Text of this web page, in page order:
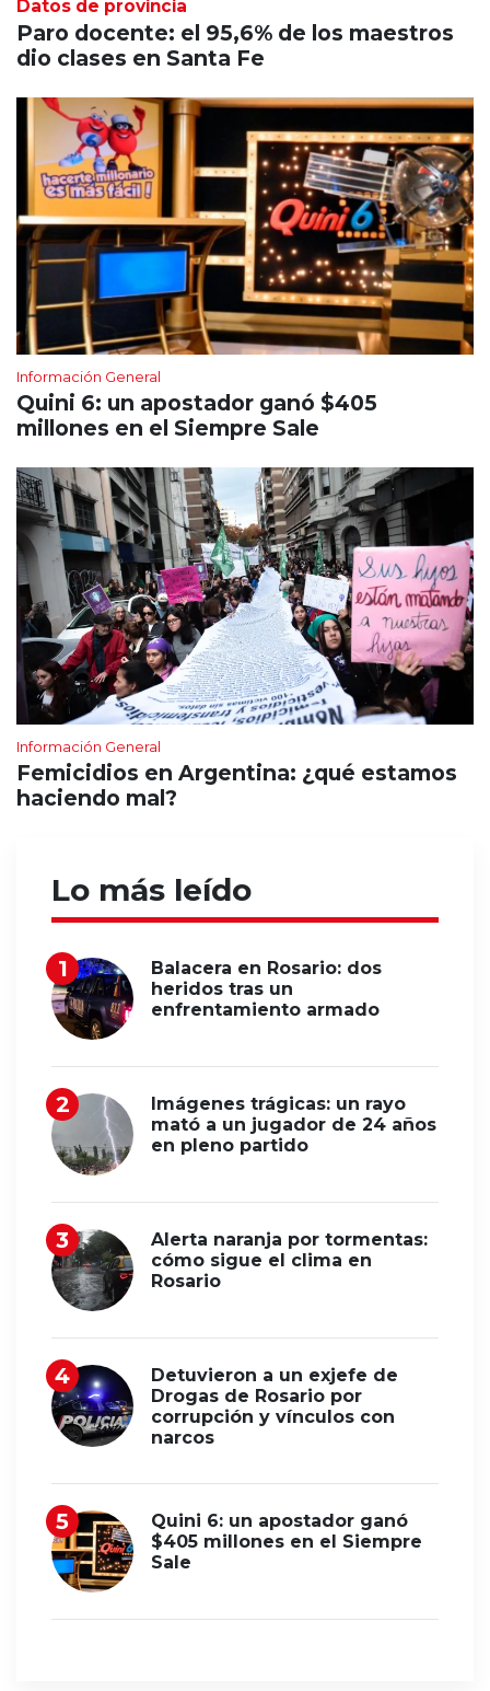
Datos de provincia
Paro docente: el 95,6% de los maestros
dio clases en Santa Fe
Información General
Quini 6: un apostador ganó $405
millones en el Siempre Sale
Información General
Femicidios en Argentina: ¿qué estamos
haciendo mal?
Lo más leído
Balacera en Rosario: dos
heridos tras un
enfrentamiento armado
Imágenes trágicas: un rayo
mató a un jugador de 24 años
en pleno partido
Alerta naranja por tormentas:
cómo sigue el clima en
Rosario
Detuvieron a un exjefe de
Drogas de Rosario por
corrupción y vínculos con
narcos
Quini 6: un apostador ganó
$405 millones en el Siempre
Sale